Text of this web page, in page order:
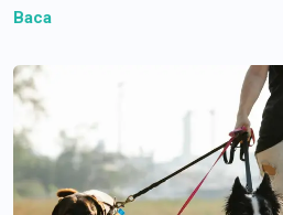
Baca